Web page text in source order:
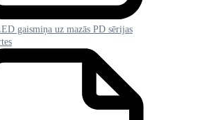
gaismiņa uz mazās PD sērijas